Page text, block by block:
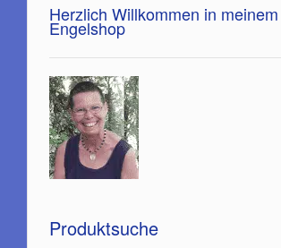
Herzlich Willkommen in meinem
Engelshop
Produktsuche